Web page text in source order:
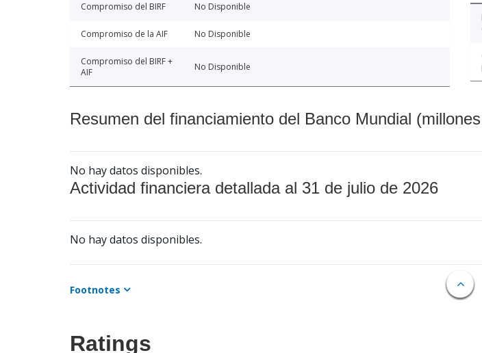
Compromiso del BIRF No Disponible
Compromiso de la AIF No Disponible
Compromiso del BIRF +
AIF
No Disponible
Resumen del financiamiento del Banco Mundial
No hay datos disponibles.
Actividad financiera detallada al 31 de julio de 2026
No hay datos disponibles.
Footnotes
Ratings